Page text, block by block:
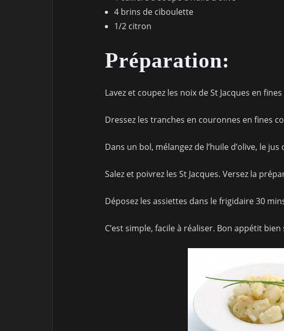
4 brins de ciboulette
1/2 citron
Préparation:
Lavez et coupez les noix de St Jacques en
Dressez les tranches en couronnes en fines
Dans un bol, mélangez de l’huile d’olive, le
Salez et poivrez les St Jacques. Versez la
Déposez les assiettes dans le frigidaire 30
C’est simple, facile à réaliser. Bon appétit bien